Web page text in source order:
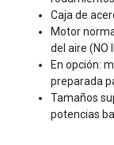
Caja de
Motor
del aire (NO
En opción:
preparada
Tamaños
potencias